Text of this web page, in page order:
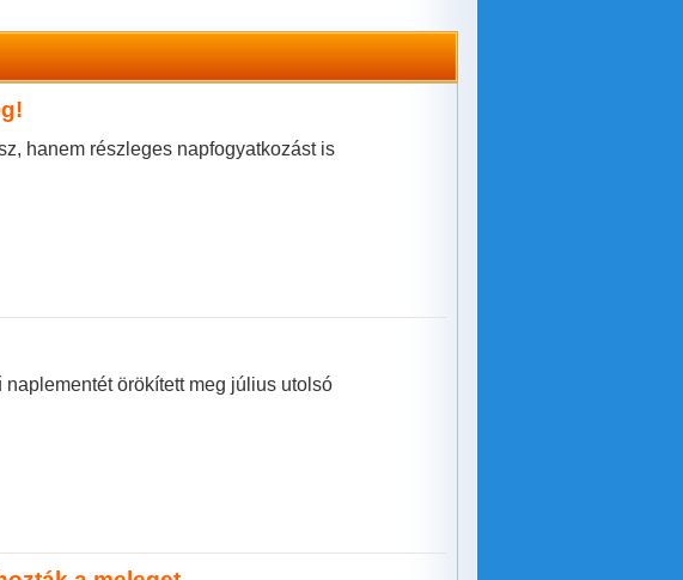
hanem részleges napfogyatkozást is
örökített meg július utolsó